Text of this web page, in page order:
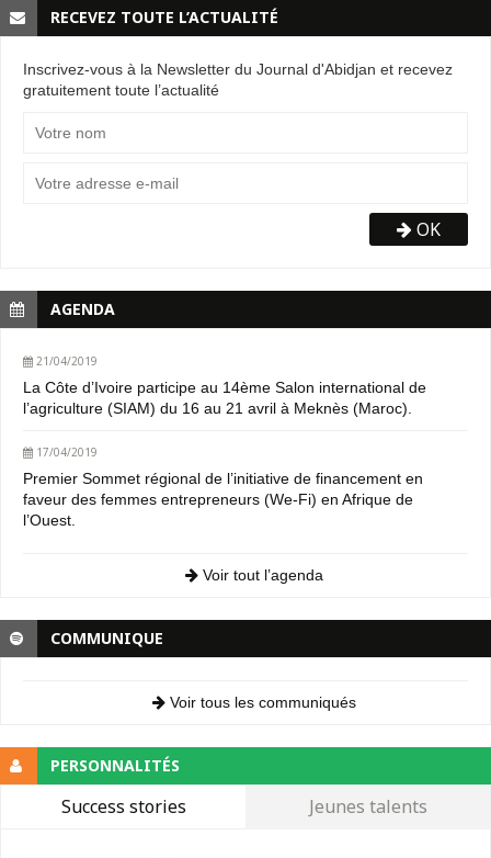
RECEVEZ TOUTE L’ACTUALITÉ
Inscrivez-vous à la Newsletter du Journal d'Abidjan et recevez
gratuitement toute l’actualité
OK
AGENDA
21/04/2019
La Côte d’Ivoire participe au 14ème Salon international de
l’agriculture (SIAM) du 16 au 21 avril à Meknès (Maroc).
17/04/2019
Premier Sommet régional de l’initiative de financement en
faveur des femmes entrepreneurs (We-Fi) en Afrique de
l’Ouest.
Voir tout l’agenda
COMMUNIQUE
Voir tous les communiqués
PERSONNALITÉS
Success stories Jeunes talents